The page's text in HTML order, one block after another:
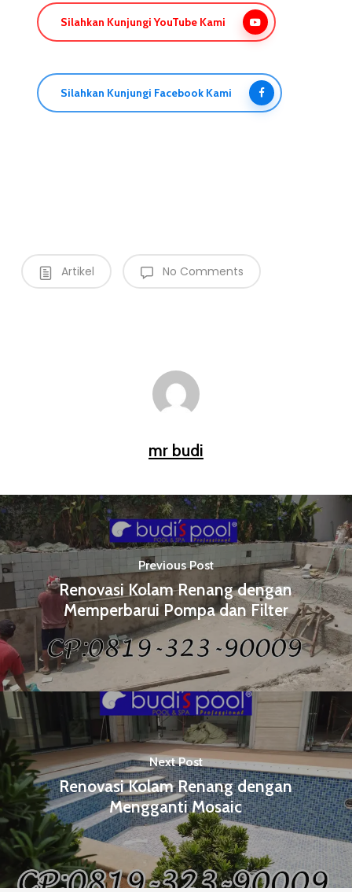
Silahkan Kunjungi YouTube Kami
Silahkan Kunjungi Facebook Kami
Artikel No Comments
mr budi
Previous Post
Renovasi Kolam Renang dengan
Memperbarui Pompa dan Filter
Next Post
Renovasi Kolam Renang dengan
Mengganti Mosaic